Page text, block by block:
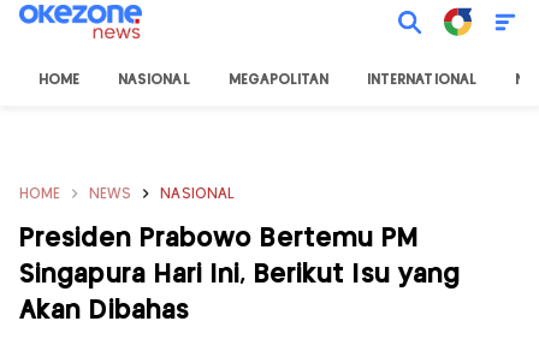
HOME NASIONAL MEGAPOLITAN INTERNATIONAL
HOME NEWS NASIONAL
Presiden Prabowo Bertemu PM
Singapura Hari Ini, Berikut Isu yang
Akan Dibahas